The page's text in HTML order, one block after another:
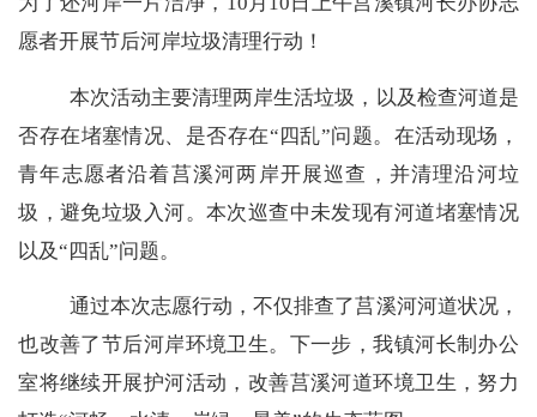
愿者开展节后河岸垃圾清理行动！
本次活动主要清理两岸生活垃圾，以及检查河道是
否存在堵塞情况、是否存在“四乱”问题。在活动现场，
青年志愿者沿着莒溪河两岸开展巡查，并清理沿河垃
圾，避免垃圾入河。本次巡查中未发现有河道堵塞情况
以及“四乱”问题。
通过本次志愿行动，不仅排查了莒溪河河道状况，
也改善了节后河岸环境卫生。下一步，我镇河长制办公
室将继续开展护河活动，改善莒溪河道环境卫生，努力